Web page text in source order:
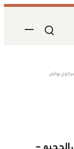
سركون بولص